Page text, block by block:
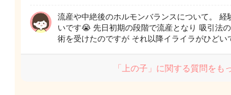
流産や中絶後のホルモンバランスについて。 経
いです😭 先日初期の段階で流産となり 吸引法
術を受けたのですが それ以降イライラがひど
「上の子」に関する質問をも